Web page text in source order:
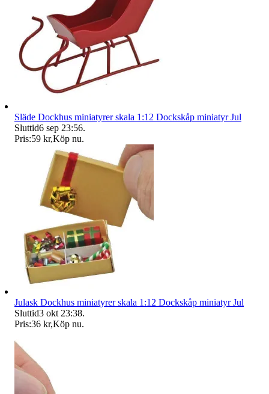
Släde Dockhus miniatyrer skala 1:12 Dockskåp miniatyr Jul
Sluttid6 sep 23:56.
Pris:59 kr,Köp nu.
Julask Dockhus miniatyrer skala 1:12 Dockskåp miniatyr Jul
Sluttid3 okt 23:38.
Pris:36 kr,Köp nu.